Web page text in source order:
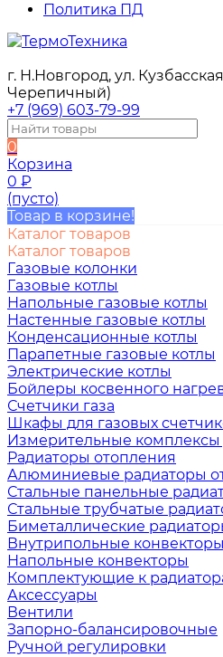
Политика ПД
г. Н.Новгород, ул.
Черепичный)
+7 (969) 603-79-99
0
Корзина
0 ₽
(пусто)
Товар в корзине!
Каталог товаров
Каталог товаров
Газовые колонки
Газовые котлы
Напольные газовые котлы
Настенные газовые котлы
Конденсационные котлы
Парапетные газовые котлы
Электрические котлы
Бойлеры косвенного
Счетчики газа
Шкафы для газовых
Измерительные комплексы
Радиаторы отопления
Алюминиевые радиаторы
Стальные панельные
Стальные трубчатые
Биметаллические
Внутрипольные конвекторы
Напольные конвекторы
Комплектующие к
Аксессуары
Вентили
Запорно-балансировочные
Ручной регулировки